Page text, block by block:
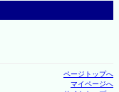
ページトップへ
マイページへ